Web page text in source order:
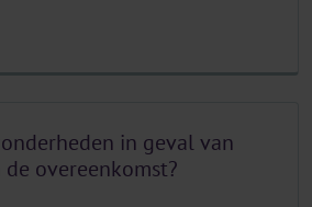
in geval van
overeenkomst?